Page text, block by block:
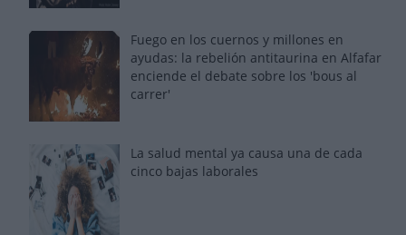
Fuego en los cuernos y millones en
ayudas: la rebelión antitaurina en Alfafar
enciende el debate sobre los 'bous al
carrer'
La salud mental ya causa una de cada
cinco bajas laborales